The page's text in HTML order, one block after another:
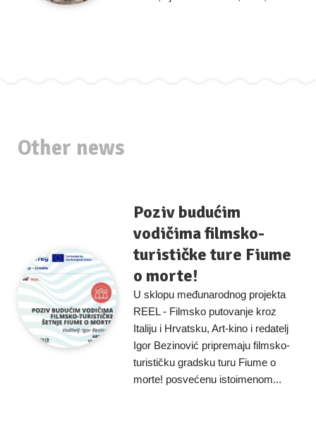
Other news
Poziv budućim
vodičima filmsko-
turističke ture Fiume
o morte!
U sklopu međunarodnog projekta
REEL - Filmsko putovanje kroz
Italiju i Hrvatsku, Art-kino i redatelj
Igor Bezinović pripremaju filmsko-
turističku gradsku turu Fiume o
morte! posvećenu istoimenom...